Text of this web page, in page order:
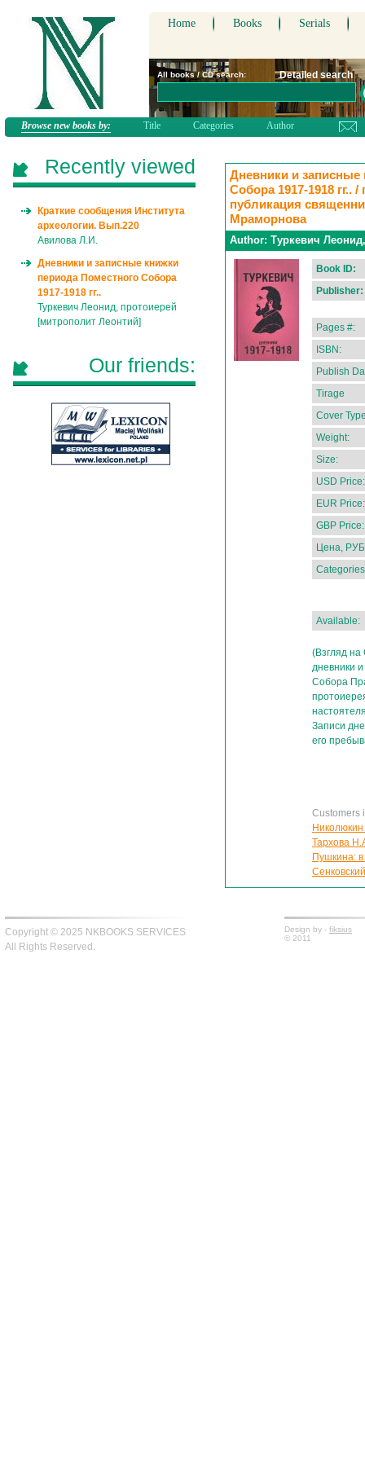
Home Books Serials
All books / CD search: Detailed search
Browse new books by: Title Categories Author
Дневники и записные
Собора 1917-1918
публикация
Мраморнова
Author: Туркевич
Book ID:
Publisher:
Pages #:
ISBN:
Publish
Tirage
Cover
Weight:
Size:
USD Price:
EUR Price:
GBP Price:
Цена,
Available:
(Взгляд на
дневники
Собора
Записи
его
Customers
Тархова
Пушкина: в
Recently viewed
Краткие сообщения Института
археологии. Вып.220
Авилова Л.И.
Дневники и записные книжки
периода Поместного Собора
1917-1918 гг..
Туркевич Леонид, протоиерей
[митрополит Леонтий]
Our friends:
Copyright © 2025 NKBOOKS SERVICES
All Rights Reserved.
Design by - fiksius
© 2011